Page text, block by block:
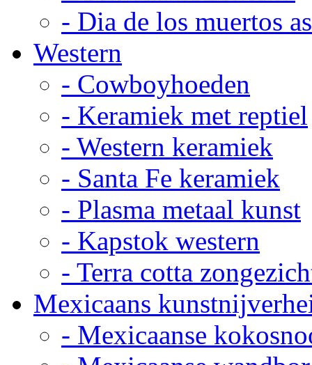
- Dia de los muertos
Western
- Cowboyhoeden
- Keramiek met reptiel
- Western keramiek
- Santa Fe keramiek
- Plasma metaal kunst
- Kapstok western
- Terra cotta
Mexicaans
- Mexicaanse